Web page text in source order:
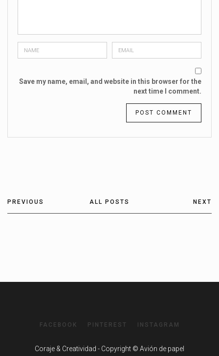
Save my name, email, and website in this browser for the
next time I comment.
PREVIOUS ALL POSTS NEXT
FACEBOOK PINTEREST INSTAGRAM
Coraje & Creatividad - Copyright © Avión de papel